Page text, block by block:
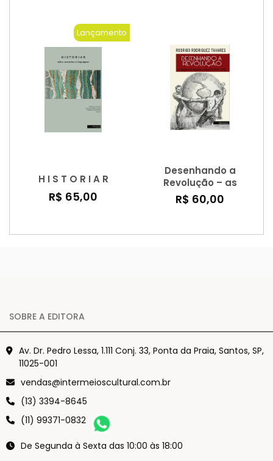
Lançamento
H I S T O R I A R
R$ 65,00
Desenhando a
Revolução – as
imagens da imprensa
comunista
R$ 60,00
SOBRE A EDITORA
Av. Dr. Pedro Lessa, 1.111 Conj. 33, Ponta da Praia, Santos, SP,
11025-001
vendas@intermeioscultural.com.br
(13) 3394-8645
(11) 99371-0832
De Segunda à Sexta das 10:00 às 18:00